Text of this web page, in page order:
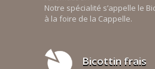
Notre spécialité s’appelle le
à la foire de la Cappelle.
Bicottin frais